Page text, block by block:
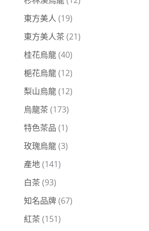
東方美人 (19)
東方美人茶 (21)
桂花烏龍(40)
梔花烏龍(12)
梨山烏龍(12)
烏龍茶 (173)
特色茶品 (1)
玫瑰烏龍(3)
產地(141)
白茶 (93)
知名品牌(67)
紅茶 (151)